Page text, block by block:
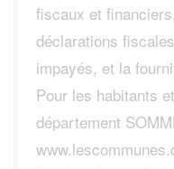
fiscaux et
déclarations
impayés, et la
Pour les habitants
département